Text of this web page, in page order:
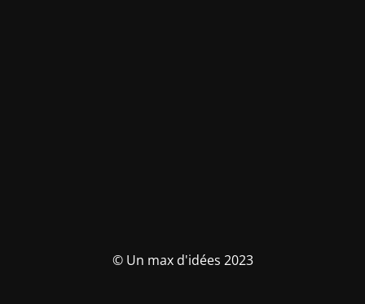
© Un max d'idées 2023